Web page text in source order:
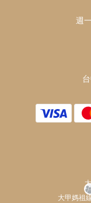
週
大甲媽祖